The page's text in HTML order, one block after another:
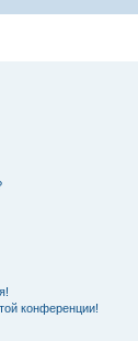
конференции!